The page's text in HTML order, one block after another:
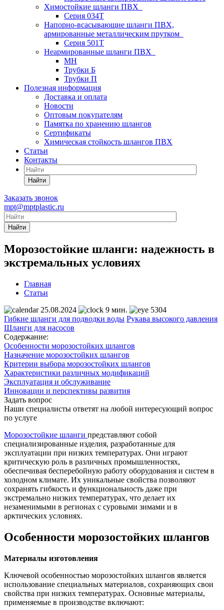
Химостойкие шланги ПВХ
Серия 034Т
Напорно-всасывающие шланги ПВХ,
армированные металлическим прутком
Серия 501T
Неармированные шланги ПВХ
МН
Трубки Б
Трубки П
Полезная информация
Доставка и оплата
Новости
Оптовым покупателям
Памятка по хранению шлангов
Сертификаты
Химическая стойкость шлангов ПВХ
Статьи
Контакты
Найти
Заказать звонок
mpt@mptplastic.ru
Найти
Морозостойкие шланги: надежность в
экстремальных условиях
Главная
Статьи
25.08.2024
9 мин.
5304
Гибкие шланги для подводки воды Рукава высокого давления
Шланги для насосов
Содержание:
Особенности морозостойких шлангов
Назначение морозостойких шлангов
Критерии выбора морозостойких шлангов
Характеристики различных модификаций
Эксплуатация и обслуживание
Инновации и перспективы развития
Задать вопрос
Наши специалисты ответят на любой интересующий вопрос
по услуге
Морозостойкие шланги представляют собой
специализированные изделия, разработанные для
эксплуатации при низких температурах. Они играют
критическую роль в различных промышленностях,
обеспечивая бесперебойную работу оборудования и систем в
холодном климате. Их уникальные свойства позволяют
сохранять гибкость и функциональность даже при
экстремально низких температурах, что делает их
незаменимыми в регионах с суровыми зимами и в
арктических условиях.
Особенности морозостойких шлангов
Материалы изготовления
Ключевой особенностью морозостойких шлангов является
использование специальных материалов, сохраняющих свои
свойства при низких температурах. Основные материалы,
применяемые в производстве включают: